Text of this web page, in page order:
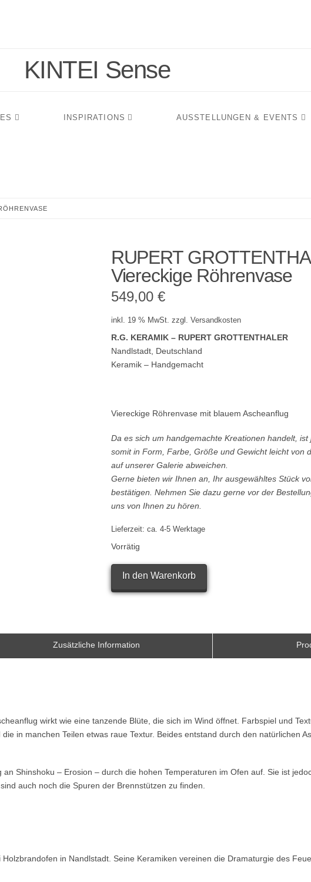
KINTEI Sense
INSPIRATIONS AUSSTELLUNGEN & EVENTS
RUPERT
Viereckige Röhrenvase
549,00 €
inkl. 19 % MwSt. zzgl. Versandkosten
R.G. KERAMIK – RUPERT GROTTENTHALER
Nandlstadt, Deutschland
Keramik – Handgemacht
Viereckige Röhrenvase mit blauem Ascheanflug
Da es sich um handgemachte Kreationen handelt,
somit in Form, Farbe, Größe und Gewicht leicht von
auf unserer Galerie abweichen.
Gerne bieten wir Ihnen an, Ihr ausgewähltes Stück
bestätigen. Nehmen Sie dazu gerne vor der
uns von Ihnen zu hören.
Lieferzeit: ca. 4-5 Werktage
Vorrätig
RUPERT
Viereckige
In den Warenkorb
Zusätzliche Information
wirkt wie eine tanzende Blüte, die sich im Wind öffnet. Farbspiel und
in manchen Teilen etwas raue Textur. Beides entstand durch den natürlichen
Shinshoku – Erosion – durch die hohen Temperaturen im Ofen auf. Sie ist
auch noch die Spuren der Brennstützen zu finden.
in Nandlstadt. Seine Keramiken vereinen die Dramaturgie des